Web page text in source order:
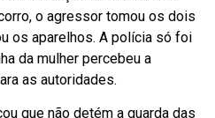
o agressor tomou os dois
os aparelhos. A polícia só foi
da mulher percebeu a
as autoridades.
que não detém a guarda das